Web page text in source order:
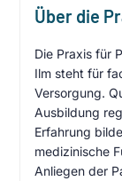
Über die
Die Praxis für
Ilm steht für
Versorgung.
Ausbildung
Erfahrung
medizinische
Anliegen der